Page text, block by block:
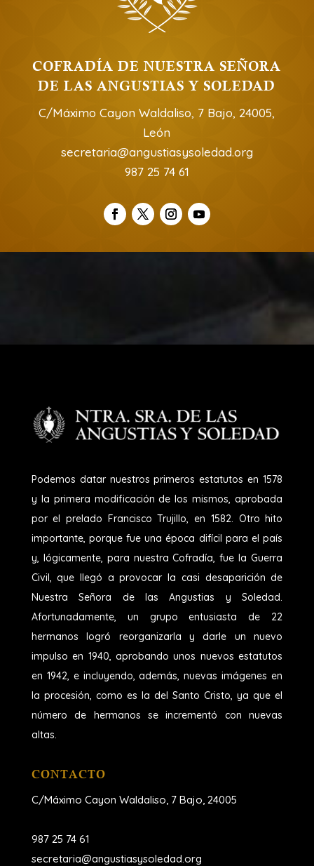
COFRADÍA DE NUESTRA SEÑORA
DE LAS ANGUSTIAS Y SOLEDAD
C/Máximo Cayon Waldaliso, 7 Bajo, 24005,
León
secretaria@angustiasysoledad.org
987 25 74 61
Podemos datar nuestros primeros estatutos en 1578
y la primera modificación de los mismos, aprobada
por el prelado Francisco Trujillo, en 1582. Otro hito
importante, porque fue una época difícil para el país
y, lógicamente, para nuestra Cofradía, fue la Guerra
Civil, que llegó a provocar la casi desaparición de
Nuestra Señora de las Angustias y Soledad.
Afortunadamente, un grupo entusiasta de 22
hermanos logró reorganizarla y darle un nuevo
impulso en 1940, aprobando unos nuevos estatutos
en 1942, e incluyendo, además, nuevas imágenes en
la procesión, como es la del Santo Cristo, ya que el
número de hermanos se incrementó con nuevas
altas.
CONTACTO
C/Máximo Cayon Waldaliso, 7 Bajo, 24005
987 25 74 61
secretaria@angustiasysoledad.org